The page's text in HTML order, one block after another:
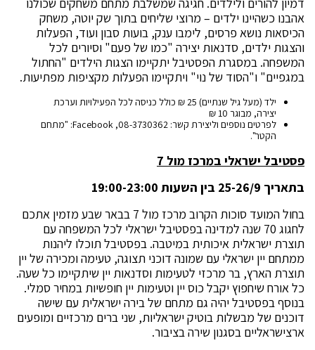
אהבנו כשהיינו ילדים – מרוצי שליחים בתוך שק יוטה, משחק
הכיסאות נושא פרסים, לימבו ענק, בועות סבון ועוד, הפעלות
והצגות ילדים, סדנאות יצירה "כמו של פעם" וסיורים לכל
המשפחה. במסגרת הפסטיבל יתקיימו הצגות הילדים "החתול
במגפיים" ו"הסוד של נוי" ויתקיימו הפעלות מקציפות מפתיעות.
ילד (מעל גיל שנתיים) 25 ₪ כולל כניסה לכל הפעילויות וערכת
יצירה, מבוגר 10 ₪
לפרטים נוספים וליצירת קשר: 08-3730362, Facebook: "מתחם
הקטר".
פסטיבל ישראלי במרכז מול 7
בתאריך 25-26/9 בין השעות 19:00-23:00
בחול המועד סוכות הקרוב מרכז מול 7 בבאר שבע מזמין אתכם
לחגוג 70 שנה למדינה בפסטיבל ישראלי לכל המשפחה עם
תוצרת ישראלית איכותית במיטבה. בפסטיבל תוכלו ליהנות
ממתחם יין ישראלי עם שמונה דוכני תצוגה, טעימה ומכירה של יין
תוצרת הארץ, בר מרכזי לטעימות וסדנאות יין שיתקיימו כל שעה.
כל אורח שיחפוץ יקבל כוס יין וטעימות יין חופשיות במחיר סמלי.
בנוסף בפסטיבל יהיה גם מתחם של בירה ישראלית עם שישה
דוכנים של מבשלות בוטיק ישראליות, שני ברים מרכזיים ומופעים
ארצישראליים בסגנון שירה בציבור.